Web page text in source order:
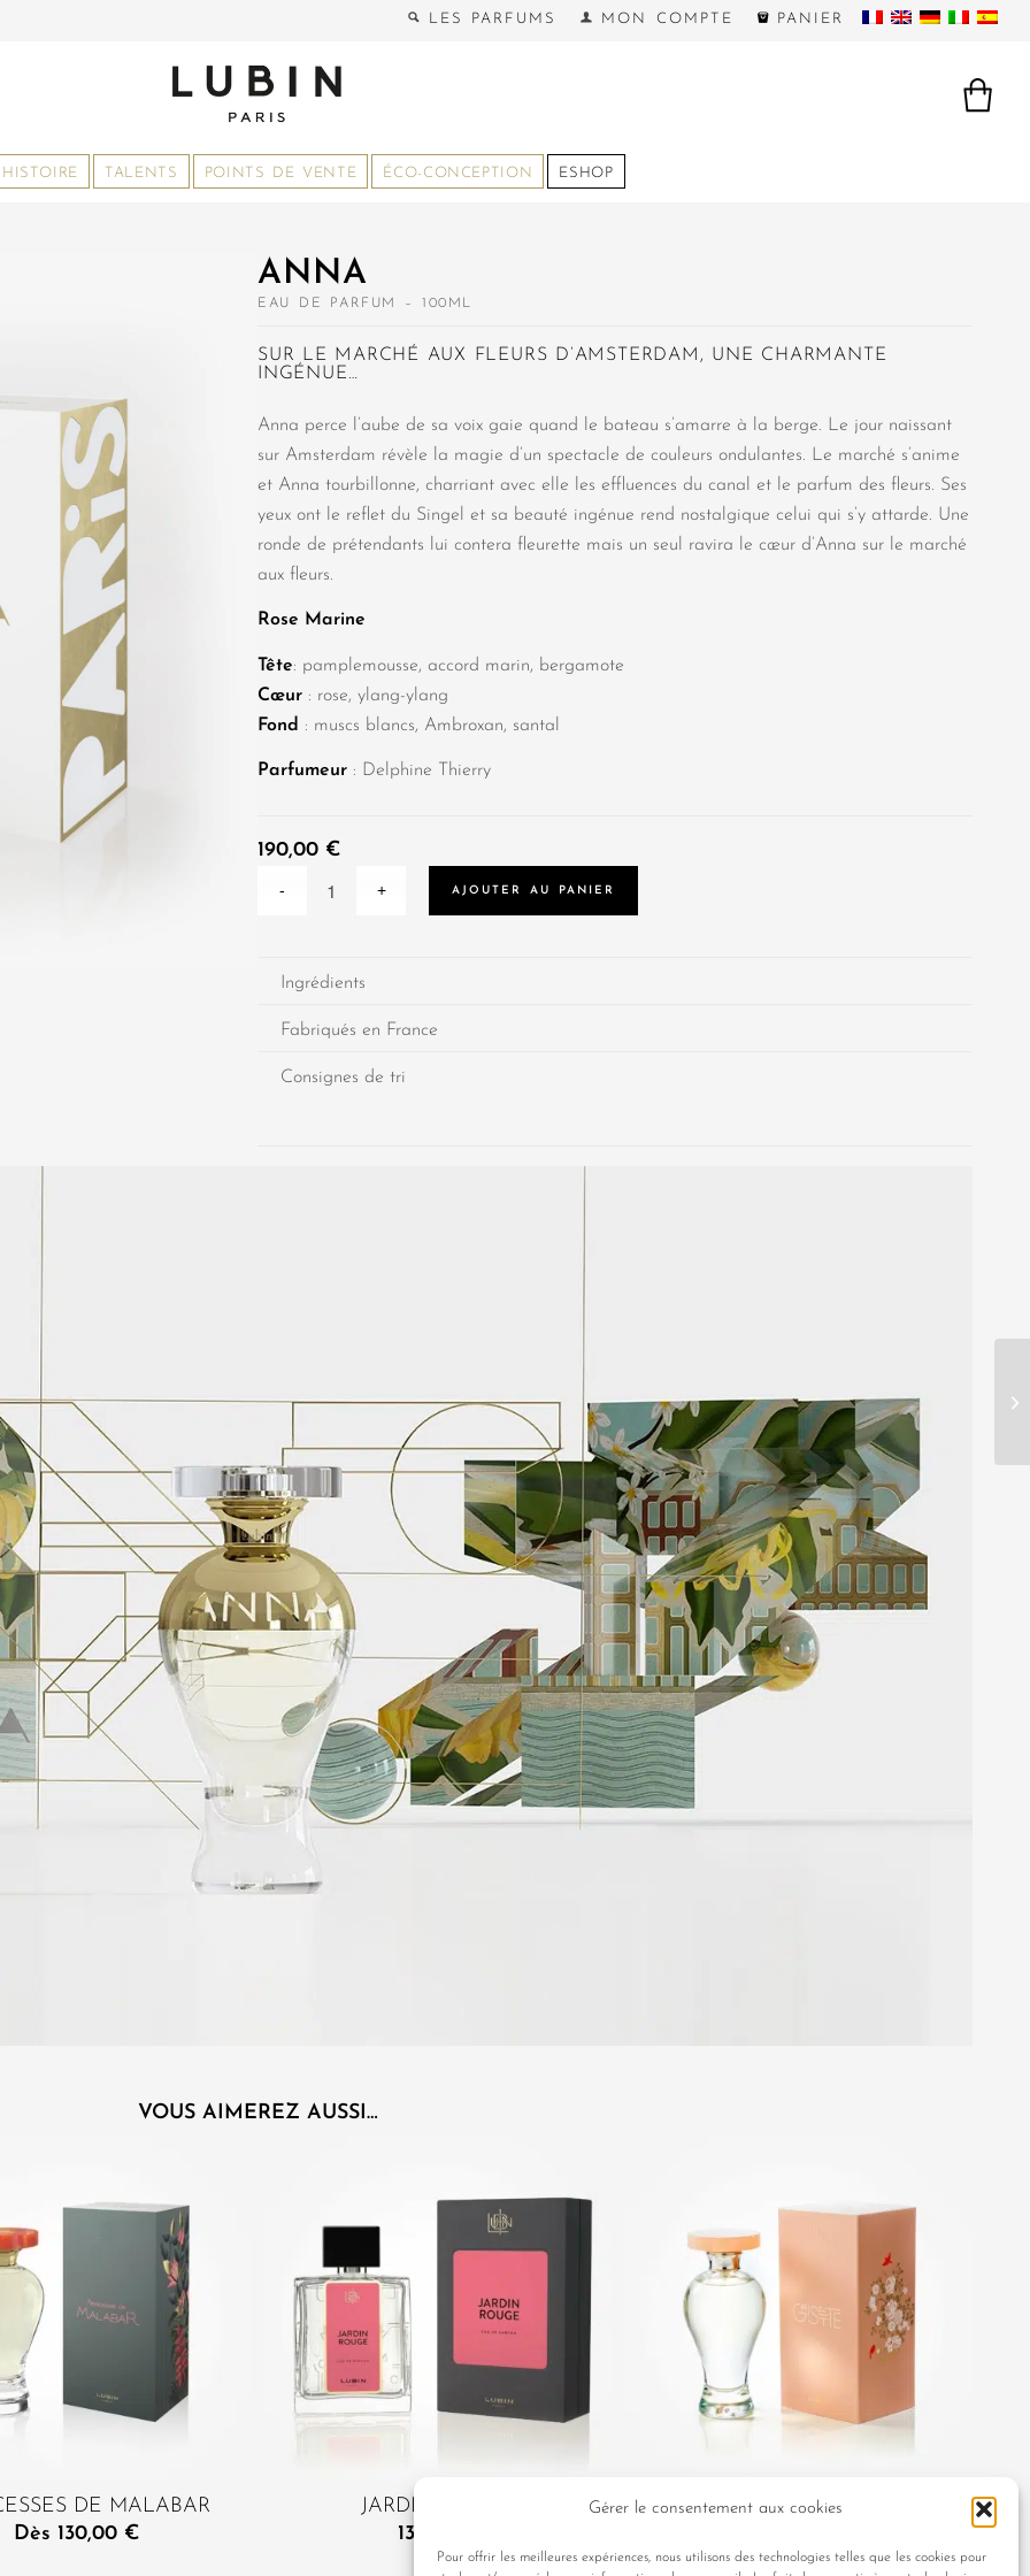
Gérer le consentement aux cookies
Pour offrir les meilleures expériences, nous utilisons des technologies telles que les cookies pour
LES PARFUMS MON COMPTE PANIER
HISTOIRE TALENTS POINTS DE VENTE ÉCO-CONCEPTION ESHOP
ANNA
EAU DE PARFUM – 100ML
SUR LE MARCHÉ AUX FLEURS D’AMSTERDAM, UNE CHARMANTE
INGÉNUE…
Anna perce l’aube de sa voix gaie quand le bateau s’amarre à la berge. Le jour naissant
sur Amsterdam révèle la magie d’un spectacle de couleurs ondulantes. Le marché s’anime
et Anna tourbillonne, charriant avec elle les effluences du canal et le parfum des fleurs. Ses
yeux ont le reflet du Singel et sa beauté ingénue rend nostalgique celui qui s’y attarde. Une
ronde de prétendants lui contera fleurette mais un seul ravira le cœur d’Anna sur le marché
aux fleurs.
Rose Marine
Tête: pamplemousse, accord marin, bergamote
Cœur : rose, ylang-ylang
Fond : muscs blancs, Ambroxan, santal
Parfumeur : Delphine Thierry
190,00 €
AJOUTER AU PANIER
Ingrédients
Fabriqués en France
Consignes de tri
VOUS AIMEREZ AUSSI…
DE MALABAR
Dès 130,00 €
JARDIN ROUGE
135,00
GRISETTE